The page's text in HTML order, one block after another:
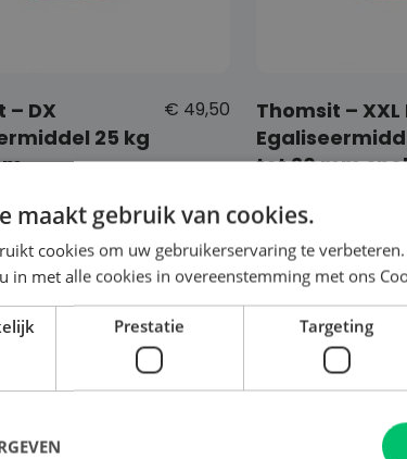
– DX
25 kg
€ 49,50
Gratis kleurstaal
Thomsit – XXL
tot 20 mm
Bekijk opties
voor De
maakt gebruik van cookies.
cookies om uw gebruikerservaring te
in met alle cookies in overeenstemming met ons
Prestatie Targeting